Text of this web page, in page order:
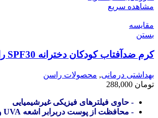
مشاهده سریع
مقایسه
بستن
کرم ضدآفتاب کودکان دخترانه SPF30 راسن
بهداشتی درمانی, محصولات راسن
تومان
- حاوی فیلترهای فیزیکی غیرشیمیایی